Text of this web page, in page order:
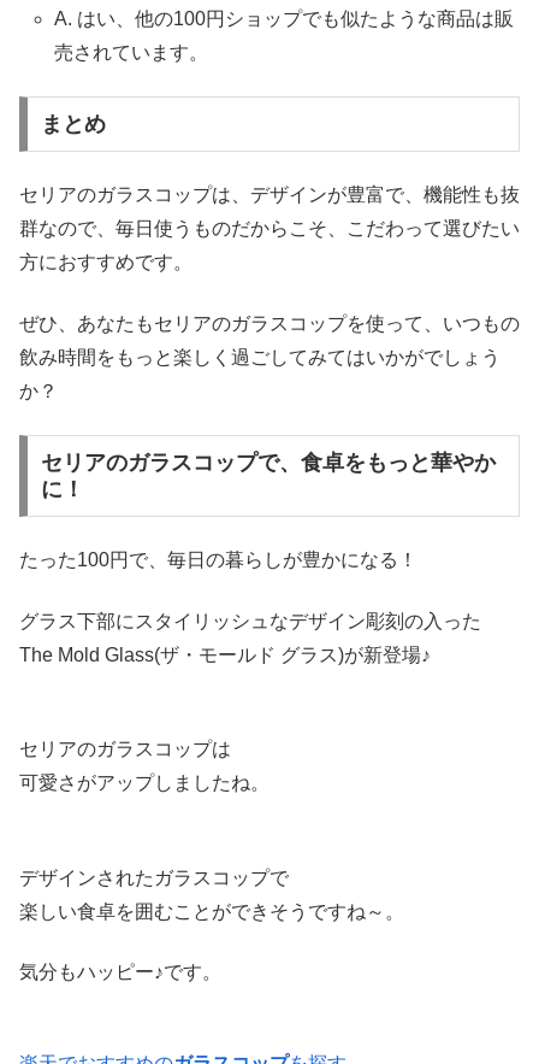
A. はい、他の100円ショップでも似たような商品は販
売されています。
まとめ
セリアのガラスコップは、デザインが豊富で、機能性も抜
群なので、毎日使うものだからこそ、こだわって選びたい
方におすすめです。
ぜひ、あなたもセリアのガラスコップを使って、いつもの
飲み時間をもっと楽しく過ごしてみてはいかがでしょう
か？
セリアのガラスコップで、食卓をもっと華やか
に！
たった100円で、毎日の暮らしが豊かになる！
グラス下部にスタイリッシュなデザイン彫刻の入った
The Mold Glass(ザ・モールド グラス)が新登場♪
セリアのガラスコップは
可愛さがアップしましたね。
デザインされたガラスコップで
楽しい食卓を囲むことができそうですね～。
気分もハッピー♪です。